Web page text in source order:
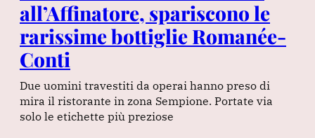
all’Affinatore, spariscono le
rarissime bottiglie Romanée-
Conti
Due uomini travestiti da operai hanno preso di
mira il ristorante in zona Sempione. Portate via
solo le etichette più preziose